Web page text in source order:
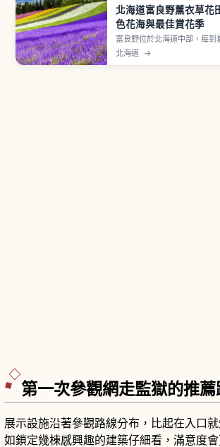
北海道富良野薰衣草花
色花海與最佳賞花季
富良野位於北海道中部，每到
田便化成夢幻的紫色海洋。文
佳觀景地點、與罌粟、向日葵
北海道 →
第一次參觀網走監獄的推薦
展示設施沿著參觀路線分布，比起在入口
如鎖定幾棟感興趣的建築仔細看，滿意度會